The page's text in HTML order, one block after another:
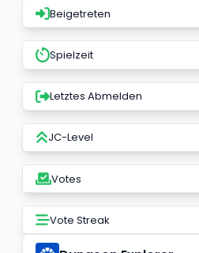
Beigetreten
Spielzeit
Letztes Abmelden
JC-Level
Votes
Vote Streak